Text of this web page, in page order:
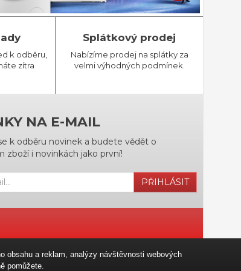
k odběru,
zítra
Splátkový prodej
Nabízíme prodej na splátky za
velmi výhodných podmínek.
NA E-MAIL
k odběru novinek a budete vědět o
zboží i novinkách jako první!
PŘIHLÁSIT
obsahu a reklam, analýzy návštěvnosti webových
pomůžete.